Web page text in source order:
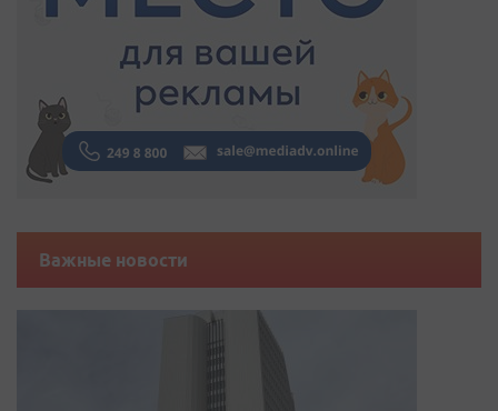
Важные новости